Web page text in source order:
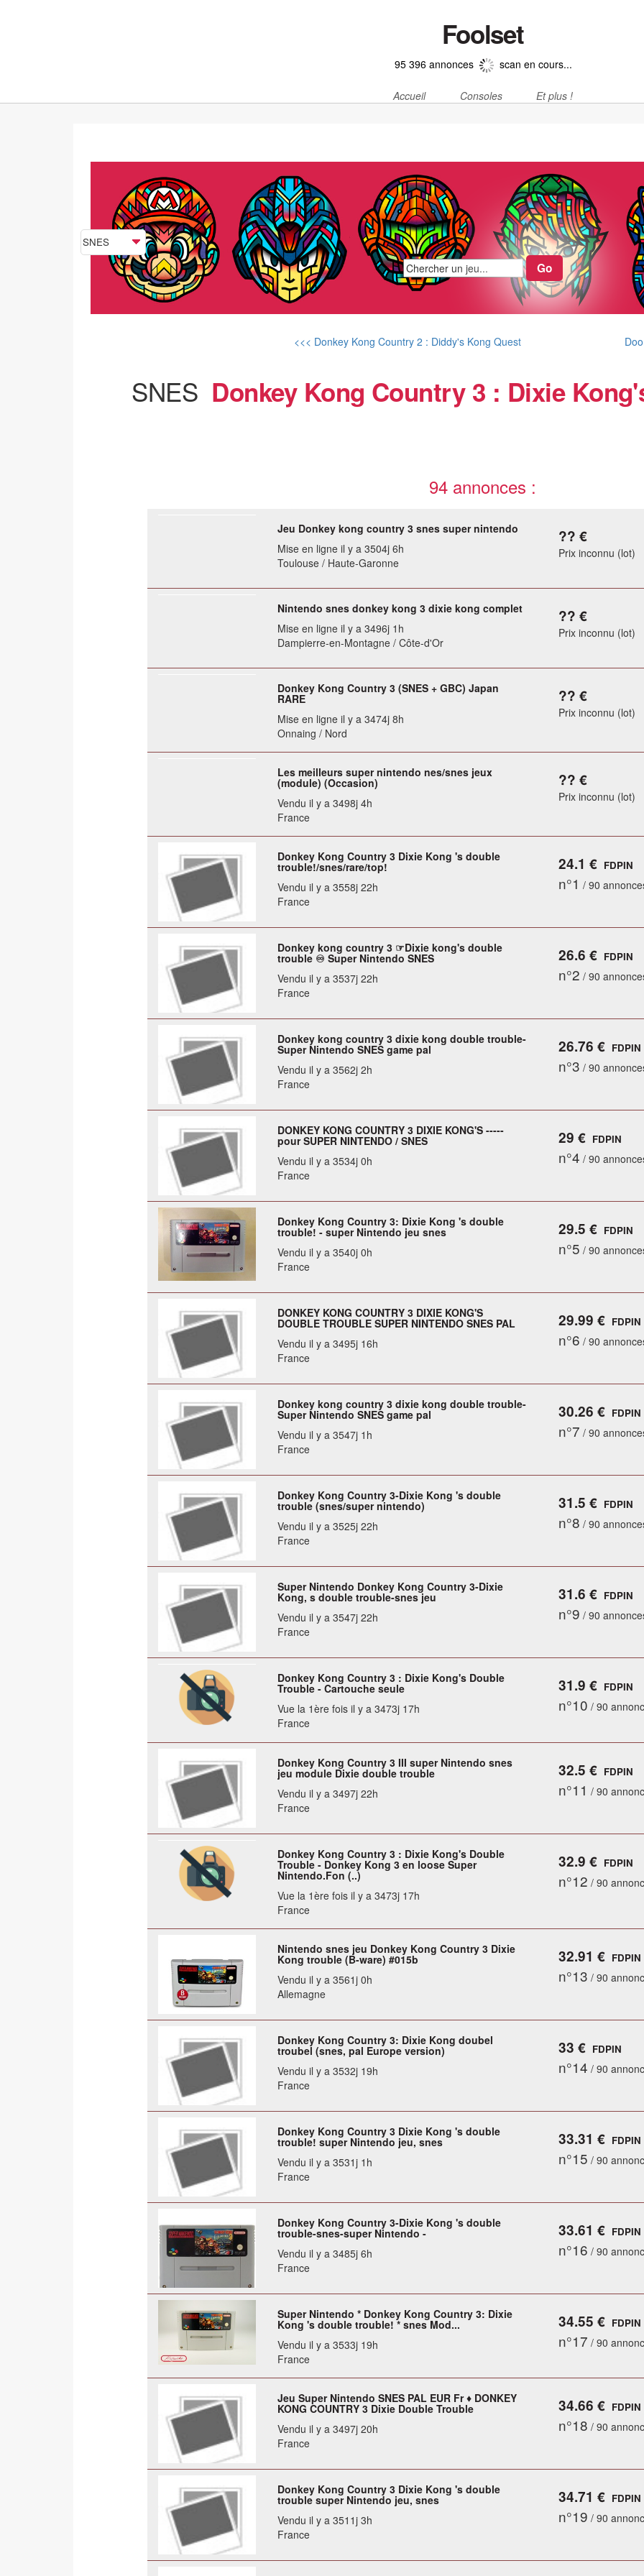
Foolset
95 396 annonces scan en cours...
Accueil Consoles Et plus !
<<< Donkey Kong Country 2 : Diddy's Kong Quest
SNES Donkey Kong Country 3 : Dixie
94 annonces :
Jeu Donkey kong country 3 snes super nintendo
Mise en ligne il y a 3504j 6h
Toulouse / Haute-Garonne
?? €
Prix inconnu (lot)
Nintendo snes donkey kong 3 dixie kong complet
Mise en ligne il y a 3496j 1h
Dampierre-en-Montagne / Côte-d'Or
?? €
Prix inconnu (lot)
Donkey Kong Country 3 (SNES + GBC) Japan
RARE
Mise en ligne il y a 3474j 8h
Onnaing / Nord
?? €
Prix inconnu (lot)
Les meilleurs super nintendo nes/snes jeux
(module) (Occasion)
Vendu il y a 3498j 4h
France
?? €
Prix inconnu (lot)
Donkey Kong Country 3 Dixie Kong 's double
trouble!/snes/rare/top!
Vendu il y a 3558j 22h
France
24.1 € FDPIN
n°1 / 90
Donkey kong country 3 ☞Dixie kong's double
trouble ♾ Super Nintendo SNES
Vendu il y a 3537j 22h
France
26.6 € FDPIN
n°2 / 90
Donkey kong country 3 dixie kong double trouble-
Super Nintendo SNES game pal
Vendu il y a 3562j 2h
France
26.76 € FDPIN
n°3 / 90
DONKEY KONG COUNTRY 3 DIXIE KONG'S -----
pour SUPER NINTENDO / SNES
Vendu il y a 3534j 0h
France
29 € FDPIN
n°4 / 90
Donkey Kong Country 3: Dixie Kong 's double
trouble! - super Nintendo jeu snes
Vendu il y a 3540j 0h
France
29.5 € FDPIN
n°5 / 90
DONKEY KONG COUNTRY 3 DIXIE KONG'S
DOUBLE TROUBLE SUPER NINTENDO SNES PAL
Vendu il y a 3495j 16h
France
29.99 € FDPIN
n°6 / 90
Donkey kong country 3 dixie kong double trouble-
Super Nintendo SNES game pal
Vendu il y a 3547j 1h
France
30.26 € FDPIN
n°7 / 90
Donkey Kong Country 3-Dixie Kong 's double
trouble (snes/super nintendo)
Vendu il y a 3525j 22h
France
31.5 € FDPIN
n°8 / 90
Super Nintendo Donkey Kong Country 3-Dixie
Kong, s double trouble-snes jeu
Vendu il y a 3547j 22h
France
31.6 € FDPIN
n°9 / 90
Donkey Kong Country 3 : Dixie Kong's Double
Trouble - Cartouche seule
Vue la 1ère fois il y a 3473j 17h
France
31.9 € FDPIN
n°10 / 90
Donkey Kong Country 3 III super Nintendo snes
jeu module Dixie double trouble
Vendu il y a 3497j 22h
France
32.5 € FDPIN
n°11 / 90
Donkey Kong Country 3 : Dixie Kong's Double
Trouble - Donkey Kong 3 en loose Super
Nintendo.Fon (..)
Vue la 1ère fois il y a 3473j 17h
France
32.9 € FDPIN
n°12 / 90
Nintendo snes jeu Donkey Kong Country 3 Dixie
Kong trouble (B-ware) #015b
Vendu il y a 3561j 0h
Allemagne
32.91 € FDPIN
n°13 / 90
Donkey Kong Country 3: Dixie Kong doubel
troubel (snes, pal Europe version)
Vendu il y a 3532j 19h
France
33 € FDPIN
n°14 / 90
Donkey Kong Country 3 Dixie Kong 's double
trouble! super Nintendo jeu, snes
Vendu il y a 3531j 1h
France
33.31 € FDPIN
n°15 / 90
Donkey Kong Country 3-Dixie Kong 's double
trouble-snes-super Nintendo -
Vendu il y a 3485j 6h
France
33.61 € FDPIN
n°16 / 90
Super Nintendo * Donkey Kong Country 3: Dixie
Kong 's double trouble! * snes Mod...
Vendu il y a 3533j 19h
France
34.55 € FDPIN
n°17 / 90
Jeu Super Nintendo SNES PAL EUR Fr ♦ DONKEY
KONG COUNTRY 3 Dixie Double Trouble
Vendu il y a 3497j 20h
France
34.66 € FDPIN
n°18 / 90
Donkey Kong Country 3 Dixie Kong 's double
trouble super Nintendo jeu, snes
Vendu il y a 3511j 3h
France
34.71 € FDPIN
n°19 / 90